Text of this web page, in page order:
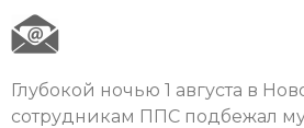
Глубокой ночью 1 августа в
сотрудникам ППС подбежал